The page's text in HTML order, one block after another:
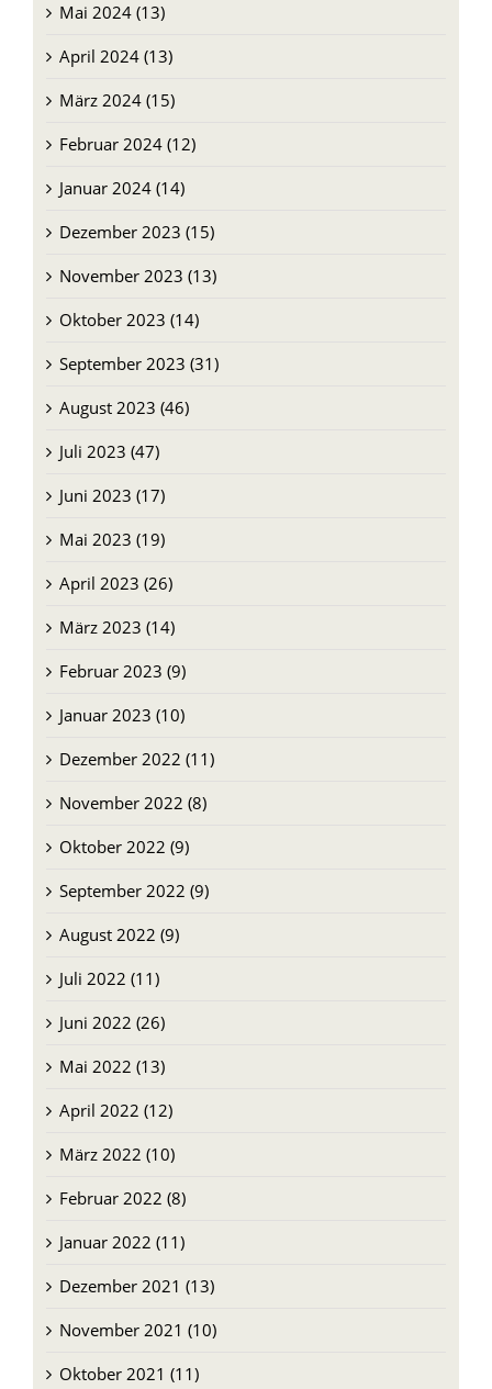
Mai 2024 (13)
April 2024 (13)
März 2024 (15)
Februar 2024 (12)
Januar 2024 (14)
Dezember 2023 (15)
November 2023 (13)
Oktober 2023 (14)
September 2023 (31)
August 2023 (46)
Juli 2023 (47)
Juni 2023 (17)
Mai 2023 (19)
April 2023 (26)
März 2023 (14)
Februar 2023 (9)
Januar 2023 (10)
Dezember 2022 (11)
November 2022 (8)
Oktober 2022 (9)
September 2022 (9)
August 2022 (9)
Juli 2022 (11)
Juni 2022 (26)
Mai 2022 (13)
April 2022 (12)
März 2022 (10)
Februar 2022 (8)
Januar 2022 (11)
Dezember 2021 (13)
November 2021 (10)
Oktober 2021 (11)